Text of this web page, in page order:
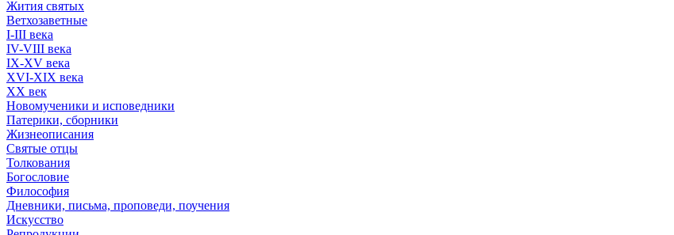
Жития святых
Ветхозаветные
I-III века
IV-VIII века
IX-XV века
XVI-XIX века
XX век
Новомученики и исповедники
Патерики, сборники
Жизнеописания
Святые отцы
Толкования
Богословие
Философия
Дневники, письма, проповеди, поучения
Искусство